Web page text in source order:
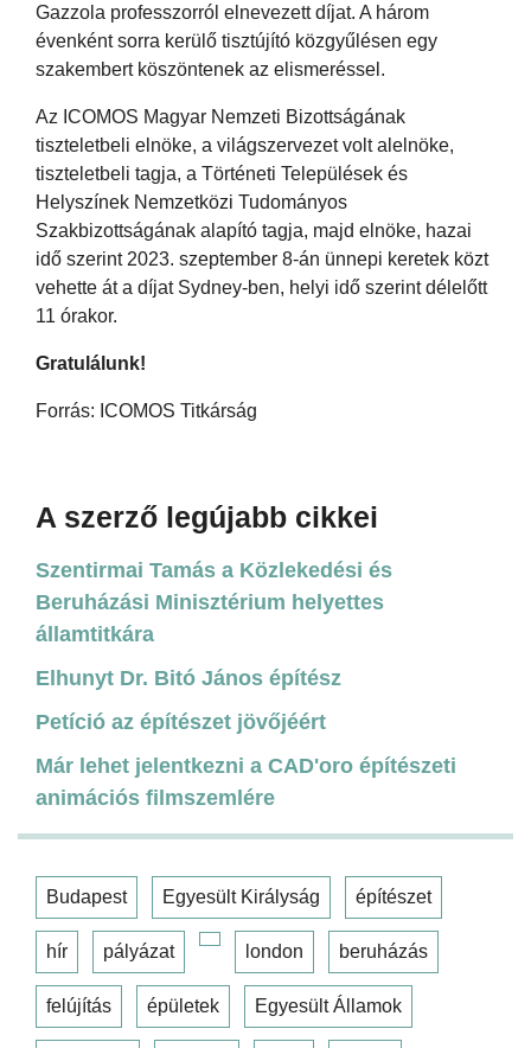
Gazzola professzorról elnevezett díjat. A három
évenként sorra kerülő tisztújító közgyűlésen egy
szakembert köszöntenek az elismeréssel.
Az ICOMOS Magyar Nemzeti Bizottságának
tiszteletbeli elnöke, a világszervezet volt alelnöke,
tiszteletbeli tagja, a Történeti Települések és
Helyszínek Nemzetközi Tudományos
Szakbizottságának alapító tagja, majd elnöke, hazai
idő szerint 2023. szeptember 8-án ünnepi keretek közt
vehette át a díjat Sydney-ben, helyi idő szerint délelőtt
11 órakor.
Gratulálunk!
Forrás: ICOMOS Titkárság
A szerző legújabb cikkei
Szentirmai Tamás a Közlekedési és
Beruházási Minisztérium helyettes
államtitkára
Elhunyt Dr. Bitó János építész
Petíció az építészet jövőjéért
Már lehet jelentkezni a CAD'oro építészeti
animációs filmszemlére
Budapest Egyesült Királyság építészet
hír pályázat london beruházás
felújítás épületek Egyesült Államok